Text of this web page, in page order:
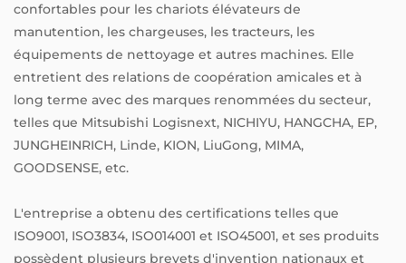
confortables pour les chariots élévateurs de
manutention, les chargeuses, les tracteurs, les
équipements de nettoyage et autres machines. Elle
entretient des relations de coopération amicales et à
long terme avec des marques renommées du secteur,
telles que Mitsubishi Logisnext, NICHIYU, HANGCHA, EP,
JUNGHEINRICH, Linde, KION, LiuGong, MIMA,
GOODSENSE, etc.
L'entreprise a obtenu des certifications telles que
ISO9001, ISO3834, ISO014001 et ISO45001, et ses produits
possèdent plusieurs brevets d'invention nationaux et